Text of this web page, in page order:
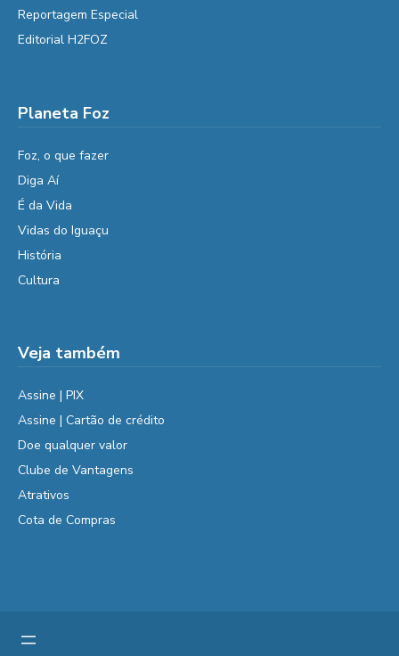
Reportagem Especial
Editorial H2FOZ
Planeta Foz
Foz, o que fazer
Diga Aí
É da Vida
Vidas do Iguaçu
História
Cultura
Veja também
Assine | PIX
Assine | Cartão de crédito
Doe qualquer valor
Clube de Vantagens
Atrativos
Cota de Compras